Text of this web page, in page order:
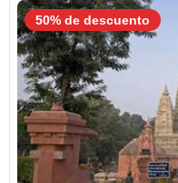
50% de descuento